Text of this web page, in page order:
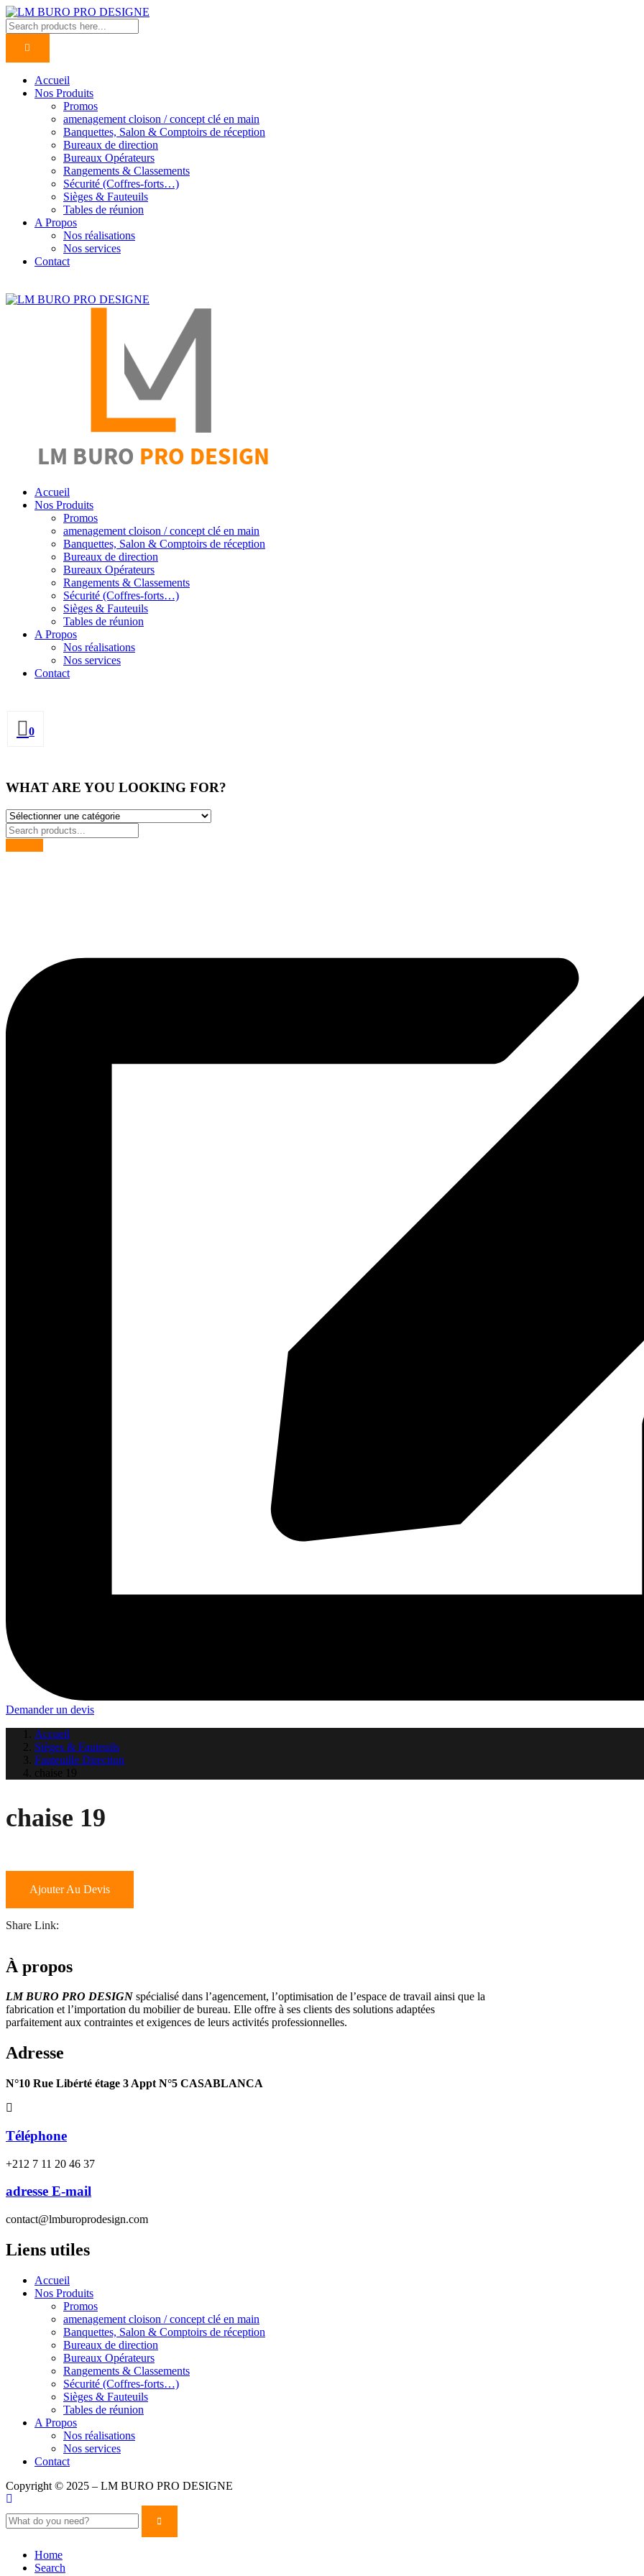
Accueil
Nos Produits
Promos
amenagement cloison / concept clé en main
Banquettes, Salon & Comptoirs de réception
Bureaux de direction
Bureaux Opérateurs
Rangements & Classements
Sécurité (Coffres-forts…)
Sièges & Fauteuils
Tables de réunion
A Propos
Nos réalisations
Nos services
Contact
Accueil
Nos Produits
Promos
amenagement cloison / concept clé en main
Banquettes, Salon & Comptoirs de réception
Bureaux de direction
Bureaux Opérateurs
Rangements & Classements
Sécurité (Coffres-forts…)
Sièges & Fauteuils
Tables de réunion
A Propos
Nos réalisations
Nos services
Contact
0
WHAT ARE YOU LOOKING FOR?
Demander un devis
Accueil
Sièges & Fauteuils
Fauteuille Direction
chaise 19
chaise 19
Ajouter Au Devis
Share Link:
À propos
LM BURO PRO DESIGN spécialisé dans l’agencement, l’optimisation de l’espace de travail ainsi que la
fabrication et l’importation du mobilier de bureau. Elle offre à ses clients des solutions adaptées
parfaitement aux contraintes et exigences de leurs activités professionnelles.
Adresse
N°10 Rue Libérté étage 3 Appt N°5 CASABLANCA
Téléphone
+212 7 11 20 46 37
adresse E-mail
contact@lmburoprodesign.com
Liens utiles
Accueil
Nos Produits
Promos
amenagement cloison / concept clé en main
Banquettes, Salon & Comptoirs de réception
Bureaux de direction
Bureaux Opérateurs
Rangements & Classements
Sécurité (Coffres-forts…)
Sièges & Fauteuils
Tables de réunion
A Propos
Nos réalisations
Nos services
Contact
Copyright © 2025 – LM BURO PRO DESIGNE
Home
Search